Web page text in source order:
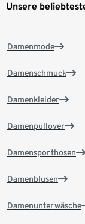
Unsere
Damenmode
Damenschmuck
Damenkleider
Damenpullover
Damensporthosen
Damenblusen
Damenunterwäsche